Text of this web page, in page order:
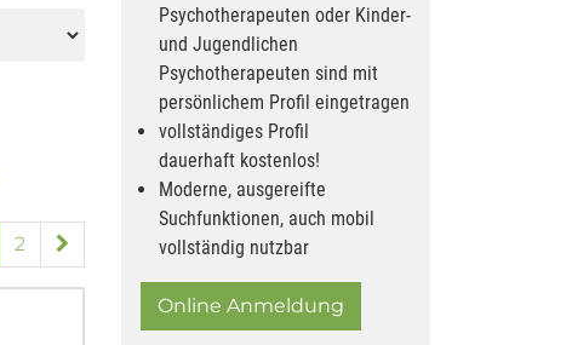
2
Psychotherapeuten oder Kinder-
und Jugendlichen
Psychotherapeuten sind mit
persönlichem Profil eingetragen
vollständiges Profil
dauerhaft kostenlos!
Moderne, ausgereifte
Suchfunktionen, auch mobil
vollständig nutzbar
Online Anmeldung